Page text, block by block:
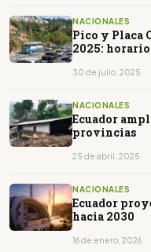
NACIONALES
Pico y Placa Quito
2025:
30 de julio, 2025
NACIONALES
Ecuador
provincias
25 de abril, 2025
NACIONALES
Ecuador
hacia 2030
16 de enero, 2026